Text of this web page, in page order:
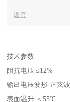
温度
技术参数
阻抗电压 ≤12%
输出电压波形 正弦波
表面温升 ＜55℃